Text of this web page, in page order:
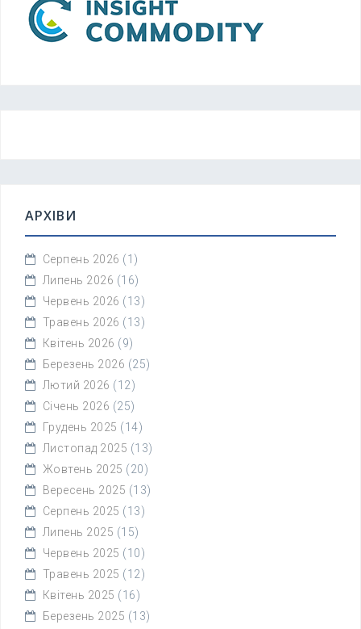
АРХІВИ
Серпень 2026 (1)
Липень 2026 (16)
Червень 2026 (13)
Травень 2026 (13)
Квітень 2026 (9)
Березень 2026 (25)
Лютий 2026 (12)
Січень 2026 (25)
Грудень 2025 (14)
Листопад 2025 (13)
Жовтень 2025 (20)
Вересень 2025 (13)
Серпень 2025 (13)
Липень 2025 (15)
Червень 2025 (10)
Травень 2025 (12)
Квітень 2025 (16)
Березень 2025 (13)